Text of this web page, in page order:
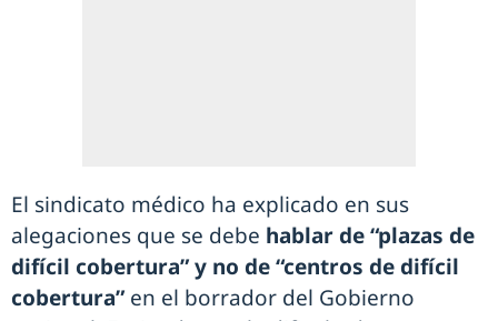
El sindicato médico ha explicado en sus
alegaciones que se debe hablar de “plazas de
difícil cobertura” y no de “centros de difícil
cobertura” en el borrador del Gobierno